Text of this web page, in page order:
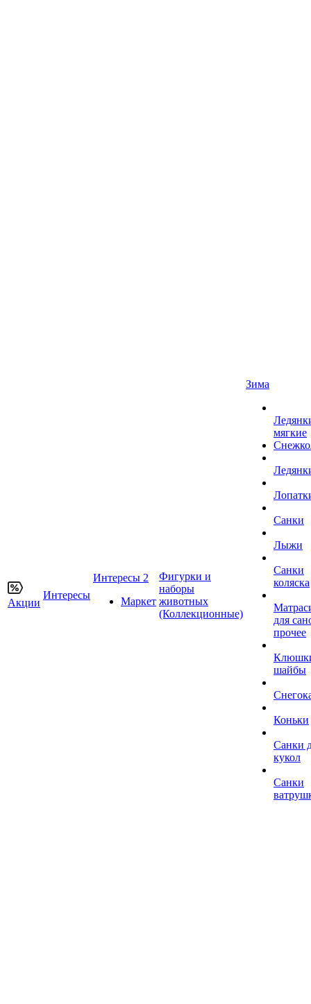
Акции
Интересы
Интересы 2
Маркет
Фигурки и
наборы
животных
(Коллекционные)
Зима
мягкие
Санки
Лыжи
Санки
коляска
для
прочее
шайбы
Коньки
Санки
кукол
Санки